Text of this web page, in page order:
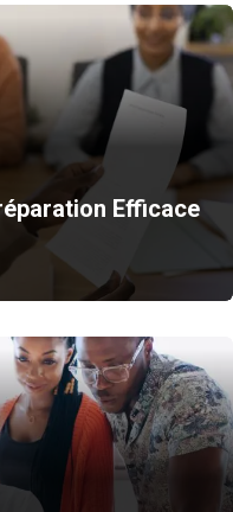
Efficace